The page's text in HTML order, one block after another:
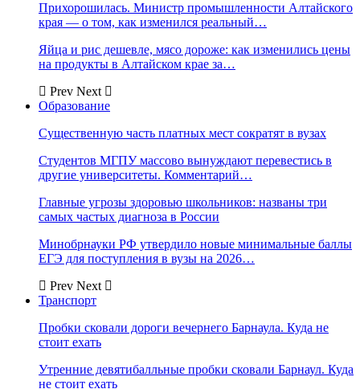
Прихорошилась. Министр промышленности Алтайского
края — о том, как изменился реальный…
Яйца и рис дешевле, мясо дороже: как изменились цены
на продукты в Алтайском крае за…
Prev Next
Образование
Существенную часть платных мест сократят в вузах
Студентов МГПУ массово вынуждают перевестись в
другие университеты. Комментарий…
Главные угрозы здоровью школьников: названы три
самых частых диагноза в России
Минобрнауки РФ утвердило новые минимальные баллы
ЕГЭ для поступления в вузы на 2026…
Prev Next
Транспорт
Пробки сковали дороги вечернего Барнаула. Куда не
стоит ехать
Утренние девятибалльные пробки сковали Барнаул. Куда
не стоит ехать